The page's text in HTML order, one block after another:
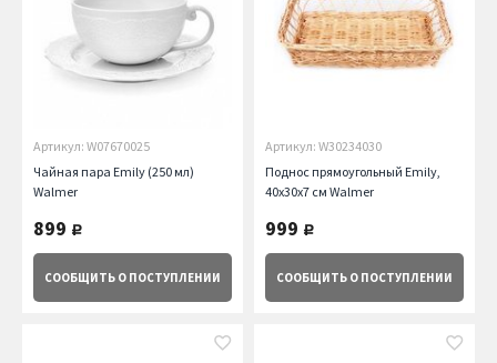
Артикул: W07670025
Чайная пара Emily (250 мл)
Walmer
899 руб.
СООБЩИТЬ О ПОСТУПЛЕНИИ
Артикул: W30234030
Поднос прямоугольный Emily,
40x30x7 см Walmer
999 руб.
СООБЩИТЬ О ПОСТУПЛЕНИИ